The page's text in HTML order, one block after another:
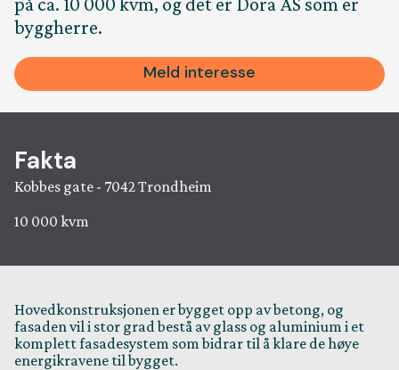
Kontakt
byggherre.
Meld interesse
Fakta
Kobbes gate - 7042 Trondheim
10 000 kvm
Hovedkonstruksjonen er bygget opp av betong, og
fasaden vil i stor grad bestå av glass og aluminium i et
komplett fasadesystem som bidrar til å klare de høye
energikravene til bygget.